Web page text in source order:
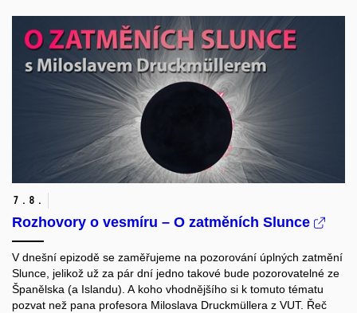
7. 8.
Rozhovory o vesmíru – O zatměních Slunce
V dnešní epizodě se zaměřujeme na pozorování úplných zatmění
Slunce, jelikož už za pár dní jedno takové bude pozorovatelné ze
Španělska (a Islandu). A koho vhodnějšího si k tomuto tématu
pozvat než pana profesora Miloslava Druckmüllera z VUT. Řeč